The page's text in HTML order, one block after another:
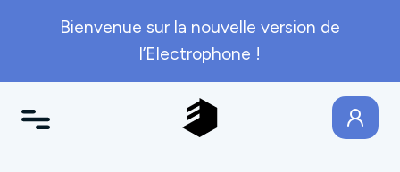
Bienvenue sur la nouvelle version de
l’Electrophone !